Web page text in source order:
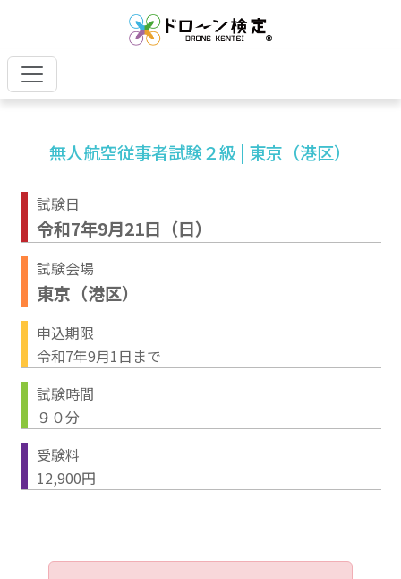
無人航空従事者試験２級 | 東京（港区）
試験日
令和7年9月21日（日）
試験会場
東京（港区）
申込期限
令和7年9月1日まで
試験時間
９０分
受験料
12,900円